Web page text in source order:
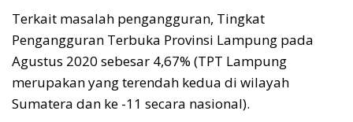
Terkait masalah pengangguran, Tingkat
Pengangguran Terbuka Provinsi Lampung pada
Agustus 2020 sebesar 4,67% (TPT Lampung
merupakan yang terendah kedua di wilayah
Sumatera dan ke -11 secara nasional).